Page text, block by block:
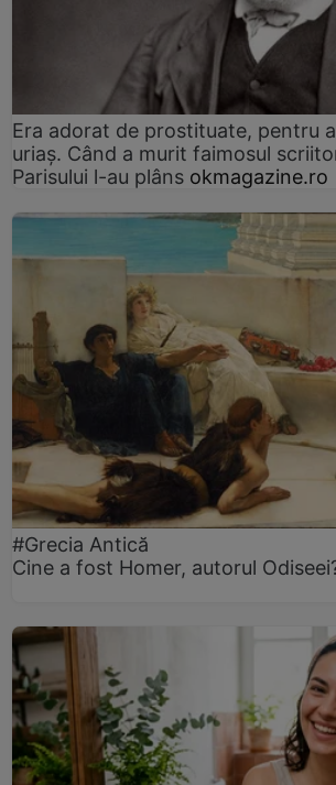
Era adorat de prostituate, pentru
uriaș. Când a murit faimosul
Parisului l-au plâns okmagazine.ro
#Grecia Antică
Cine a fost Homer, autorul